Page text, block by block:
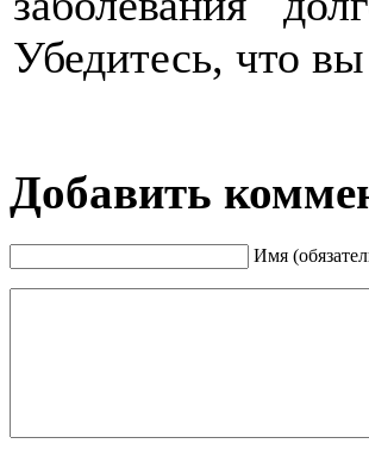
Убедитесь, что
Добавить
Имя